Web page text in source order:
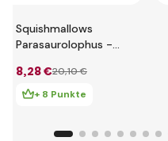
Squishmallows
Parasaurolophus -
8,28 €20,10 €
+ 8 Punkte